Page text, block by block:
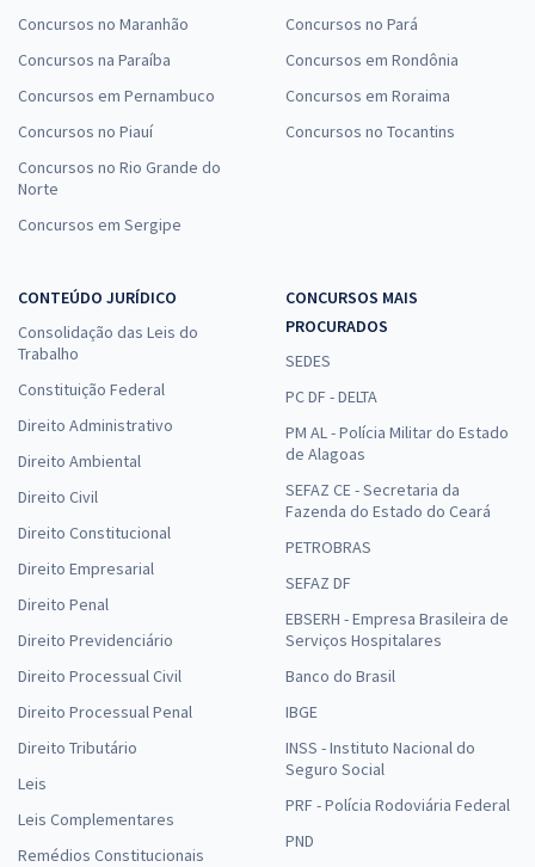
Concursos no Maranhão
Concursos na Paraíba
Concursos em Pernambuco
Concursos no Piauí
Concursos no Rio Grande do
Norte
Concursos em Sergipe
Concursos no Pará
Concursos em Rondônia
Concursos em Roraima
Concursos no Tocantins
CONTEÚDO JURÍDICO
Consolidação das Leis do
Trabalho
Constituição Federal
Direito Administrativo
Direito Ambiental
Direito Civil
Direito Constitucional
Direito Empresarial
Direito Penal
Direito Previdenciário
Direito Processual Civil
Direito Processual Penal
Direito Tributário
Leis
Leis Complementares
Remédios Constitucionais
CONCURSOS MAIS
PROCURADOS
SEDES
PC DF - DELTA
PM AL - Polícia Militar do Estado
de Alagoas
SEFAZ CE - Secretaria da
Fazenda do Estado do Ceará
PETROBRAS
SEFAZ DF
EBSERH - Empresa Brasileira de
Serviços Hospitalares
Banco do Brasil
IBGE
INSS - Instituto Nacional do
Seguro Social
PRF - Polícia Rodoviária Federal
PND